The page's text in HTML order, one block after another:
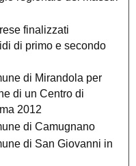
finalizzati
di primo e secondo
di Mirandola per
di un Centro di
2012
di Camugnano
di San Giovanni in